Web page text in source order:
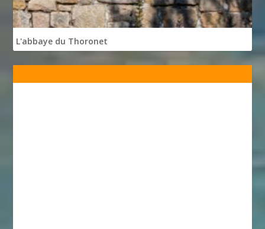
L'abbaye du Thoronet